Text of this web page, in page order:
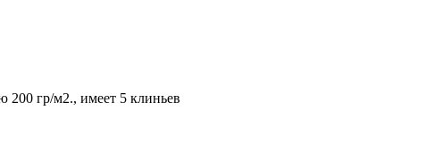
200 гр/м2., имеет 5 клиньев